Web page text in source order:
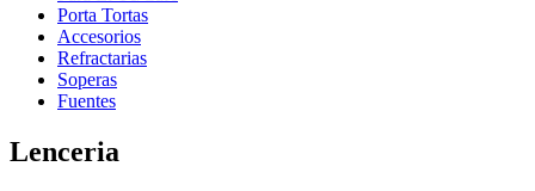
Porta Tortas
Accesorios
Refractarias
Soperas
Fuentes
Lenceria